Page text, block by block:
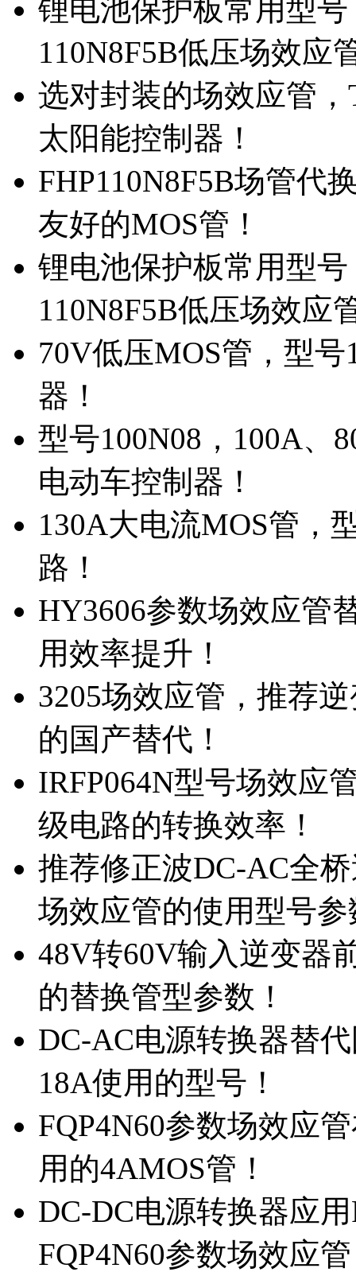
锂电池保护板常用型
110N8F5B低压场效应
选对封装的场效应管
太阳能控制器！
FHP110N8F5B场管代
友好的MOS管！
锂电池保护板常用型
110N8F5B低压场效应
70V低压MOS管，型
器！
型号100N08，100A、
电动车控制器！
130A大电流MOS管，
路！
HY3606参数场效应管
用效率提升！
3205场效应管，推荐
的国产替代！
IRFP064N型号场效应
级电路的转换效率！
推荐修正波DC-AC全
场效应管的使用型号参
48V转60V输入逆变器
的替换管型参数！
DC-AC电源转换器替
18A使用的型号！
FQP4N60参数场效应
用的4AMOS管！
DC-DC电源转换器应
FQP4N60参数场效应